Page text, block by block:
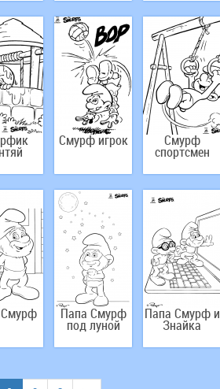
Смурф игрок Смурф
спортсмен
Папа Смурф
под луной
Папа Смурф и
Знайка